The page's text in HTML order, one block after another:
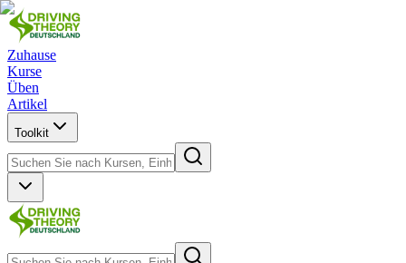
Zuhause
Kurse
Üben
Artikel
Toolkit